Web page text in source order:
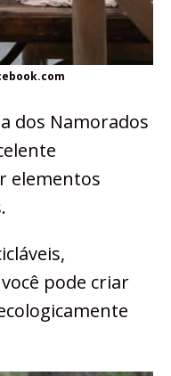
dos Namorados
elementos
pode criar